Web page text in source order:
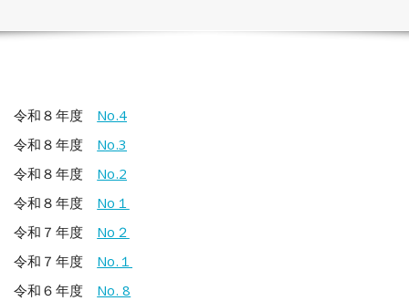
令和８年度 No.4
令和８年度 No.3
令和８年度 No.2
令和８年度 No１
令和７年度 No２
令和７年度 No.１
令和６年度 No. 8